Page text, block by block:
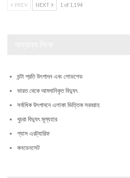
PREV NEXT 1 of 1,194
ঘন্টা প্রতি উৎপাদন এবং লোডশেড
ভারত থেকে আমদানিকৃত বিদ্যুৎ
সর্বাধিক উৎপাদনে এলাকা ভিত্তিক সরবরাহ
খুচরা বিদ্যুৎ মূল্যহার
গ্যাস এরট্যারিফ
কনডেনসেট